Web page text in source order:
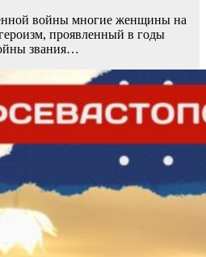
войны многие женщины на
проявленный в годы
звания…